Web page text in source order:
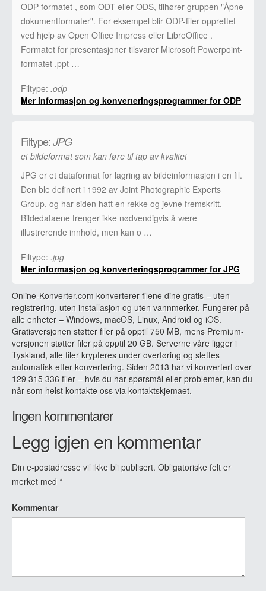
ODP-formatet , som ODT eller ODS, tilhører gruppen "Åpne
dokumentformater". For eksempel blir ODP-filer opprettet
ved hjelp av Open Office Impress eller LibreOffice .
Formatet for presentasjoner tilsvarer Microsoft Powerpoint-
formatet .ppt …
Filtype: .odp
Mer informasjon og konverteringsprogrammer for ODP
Filtype:JPG
et bildeformat som kan føre til tap av kvalitet
JPG er et dataformat for lagring av bildeinformasjon i en fil.
Den ble definert i 1992 av Joint Photographic Experts
Group, og har siden hatt en rekke og jevne fremskritt.
Bildedataene trenger ikke nødvendigvis å være
illustrerende innhold, men kan o …
Filtype: .jpg
Mer informasjon og konverteringsprogrammer for JPG
Online-Konverter.com konverterer filene dine gratis – uten
registrering, uten installasjon og uten vannmerker. Fungerer på
alle enheter – Windows, macOS, Linux, Android og iOS.
Gratisversjonen støtter filer på opptil 750 MB, mens Premium-
versjonen støtter filer på opptil 20 GB. Serverne våre ligger i
Tyskland, alle filer krypteres under overføring og slettes
automatisk etter konvertering. Siden 2013 har vi konvertert over
129 315 336 filer – hvis du har spørsmål eller problemer, kan du
når som helst kontakte oss via kontaktskjemaet.
Ingen kommentarer
Legg igjen en kommentar
Din e-postadresse vil ikke bli publisert. Obligatoriske felt er
merket med *
Kommentar